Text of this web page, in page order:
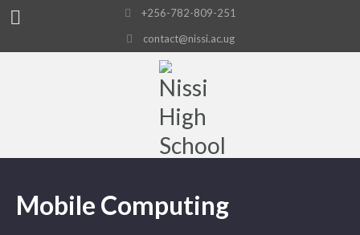
+256-782-809-251
contact@nissi.ac.ug
Mobile Computing